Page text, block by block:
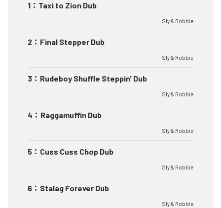
1 ： Taxi to Zion Dub
Sly & Robbie
2 ： Final Stepper Dub
Sly & Robbie
3 ： Rudeboy Shuffle Steppin' Dub
Sly & Robbie
4 ： Raggamuffin Dub
Sly & Robbie
5 ： Cuss Cuss Chop Dub
Sly & Robbie
6 ： Stalag Forever Dub
Sly & Robbie